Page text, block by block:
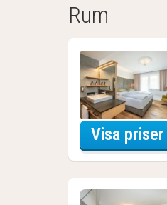
Rum
Visa priser